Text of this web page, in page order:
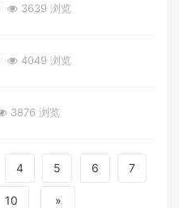
3639 浏览
4049 浏览
3876 浏览
4 5 6 7
10 »